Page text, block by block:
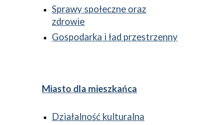
Sprawy społeczne oraz
zdrowie
Gospodarka i ład przestrzenny
Miasto dla mieszkańca
Działalność kulturalna